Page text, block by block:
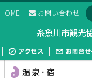
HOME お問い合わせ